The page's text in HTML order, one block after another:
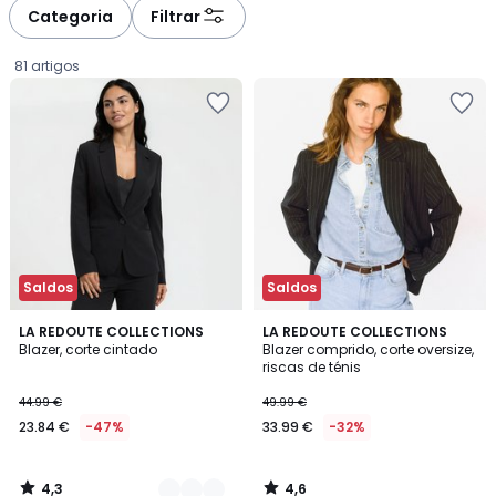
Categoria Filtrar
81 artigos
Saldos
LA REDOUTE COLLECTIONS
Blazer, corte cintado
€
em
de
44.99 €
23.84 € -47%
4,3
/ 5
3
Cores
4,3
Saldos
LA REDOUTE COLLECTIONS
Blazer comprido, corte oversize,
riscas de ténis
49.99 €
33.99 € -32%
4,6
/ 5
4,6